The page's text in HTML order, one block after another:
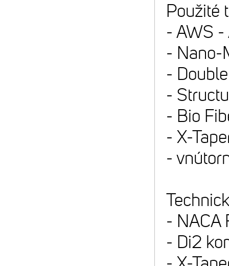
Použité
- AWS
- Nano-
-
-
- Bio
- X-
-
- NACA
- Di2